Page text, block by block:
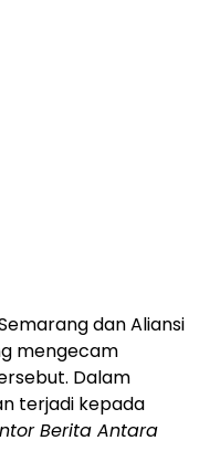
dan Aliansi
mengecam
Dalam
terjadi kepada
Berita Antara